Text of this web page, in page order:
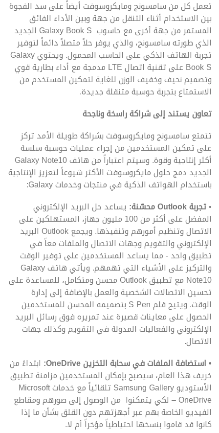
تعمل كل من سامسونج ومايكروسوفت أيضاً على سد الفجوة
بين الاستخدام أثناء التنقل من جهة وبين الأداء الفائق
المستمر من جهة أخرى مع حاسوب Galaxy Book S الجديد
الذي طورته سامسونج، والذي يوفر حلاً متصلاً دائماً لتوفير
تجربة الهاتف الذكي على الحاسب المحمول. ويحتوي Galaxy
Book S على تقنية اتصال LTE مدمجة مع أداء بطارية قوي
وتصميم نحيف وخفيف الوزن للغاية لتمكين المستخدم من
الاستمتاع بتجربة حوسبة متنقلة جديدة.
تعاون يستند إلى شراكة راسخة وناجحة
تتمتع سامسونج ومايكروسوفت بشراكة طويلة الأمد تركز
على تمكين المستخدمين من إجراء عمليات حوسبة سلسة
أكثر إنتاجية وقوة. وسيتم اعتباراً من هاتف Galaxy Note10
الجديد دمج حلول مايكروسوفت الأكثر شيوعاً لتعزيز الإنتاجية
باستخدام الهواتف الذكية في منتجات وخدمات Galaxy:
تجربةOutlookمحسّنة:يساعد حل البريد الإلكتروني
المفضل على أكثر من 100 مليون جهاز، المستهلكين على
الاتصال وتنظيم أمورهم وتنفيذها. ويجمع Outlook البريد
الإلكتروني والتقويم وجهات الاتصال والملفات معاً في
تطبيق واحد - مما يساعد المستخدمين على توفير الوقت
والتركيز على الأشياء التي تهمهم. ويأتي هاتف Galaxy
Note10 مع تطبيق Outlook محسن ومتكامل، للمساعدة على
تحسين الاتصالات الشخصية والعمل بالإضافة إلى إدارة
الوقت. ويتيح قلم S Pen بتصميمه المحسن للمستخدمين
الحصول على معاينات قصيرة عند تمريره فوق رسائل البريد
الإلكتروني والفعاليات المدولة في التقويم وكذلك جهات
الاتصال.
• استضافة الملفات في سحابة التخزينOneDrive
:ابتداءً من
خريف هذا العام، سيصبح بإمكان المستخدمين مزامنة تطبيق
الأستوديو Samsung Gallery تلقائياً مع خدمات Microsoft
OneDrive – لكي يتمكنوا من الوصول إلى صورهم ومقاطع
الفيديو الخاصة بهم عبر أجهزتهم دون القلق بشأن ما إذا
كانوا قد قاموا بنسخها احتياطياً مؤخراً أم لا.